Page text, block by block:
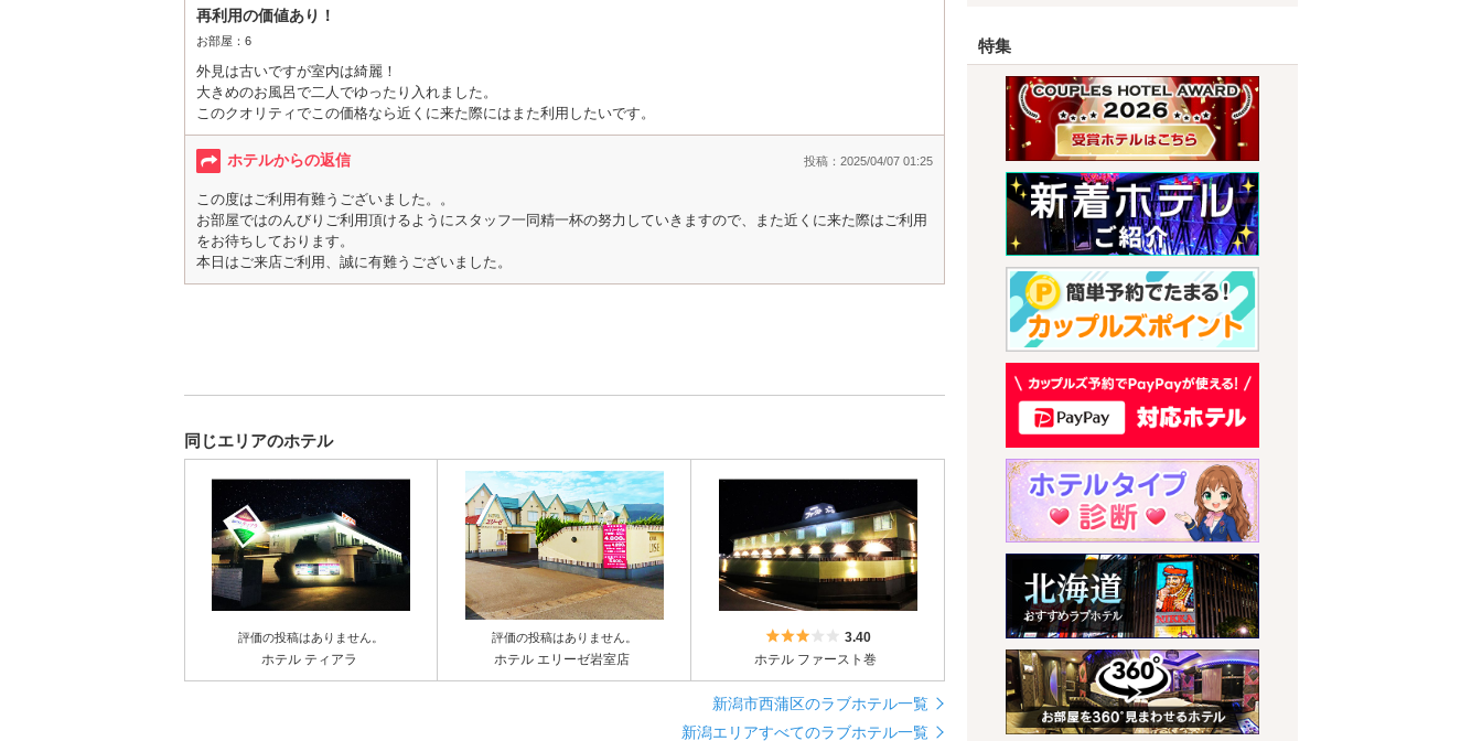
再利用の価値あり！
お部屋：6
外見は古いですが室内は綺麗！
大きめのお風呂で二人でゆったり入れました。
このクオリティでこの価格なら近くに来た際にはまた利用したいです。
ホテルからの返信 投稿：2025/04/07 01:25
この度はご利用有難うございました。。
お部屋ではのんびりご利用頂けるようにスタッフ一同精一杯の努力していきますので、また近くに来た際はご利用
をお待ちしております。
本日はご来店ご利用、誠に有難うございました。
同じエリアのホテル
評価の投稿はありません。
ホテル ティアラ
評価の投稿はありません。
ホテル エリーゼ岩室店
5つ星のうち3
3.40
ホテル ファースト巻
新潟市西蒲区のラブホテル一覧
新潟エリアすべてのラブホテル一覧
特集